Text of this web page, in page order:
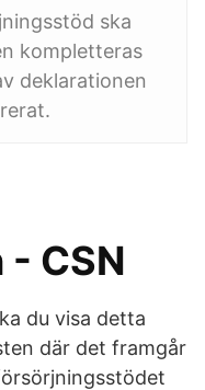
ska
kompletteras
deklarationen
CSN
du visa detta
där det framgår